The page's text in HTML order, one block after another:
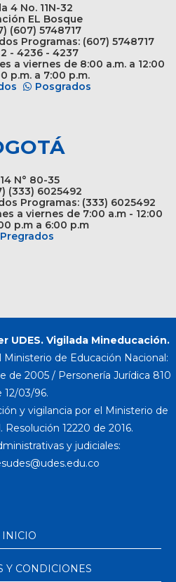
4 No. 11N-32
EL Bosque
(607) 5748717
Programas: (607) 5748717
- 4236 - 4237
a viernes de 8:00 a.m. a 12:00
p.m. a 7:00 p.m.
Posgrados
N° 80-35
(333) 6025492
Programas: (333) 6025492
a viernes de 7:00 a.m - 12:00
p.m a 6:00 p.m
Pregrados
UDES. Vigilada Mineducación.
de Educación Nacional:
de 2005 / Personería Jurídica 810
12/03/96.
y vigilancia por el Ministerio de
Resolución 12220 de 2016.
y judiciales:
INICIO
Y CONDICIONES